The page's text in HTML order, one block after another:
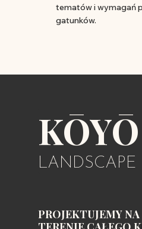
tematów i wymagań
gatunków.
KŌYŌ
LANDSCAPE
PROJEKTUJEMY NA